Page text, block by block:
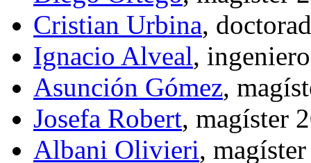
Cristian Urbina,
Ignacio Alveal,
Asunción Gómez,
Josefa Robert, magíster
Albani Olivieri,